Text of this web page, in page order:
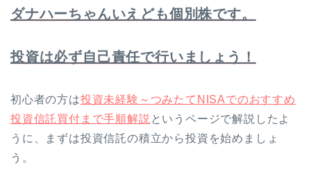
ダナハーちゃんいえども個別株です。
投資は必ず自己責任で行いましょう！
初心者の方は投資未経験～つみたてNISAでのおすすめ
投資信託買付まで手順解説 というページで解説したよ
うに、まずは投資信託の積立から投資を始めましょ
う。